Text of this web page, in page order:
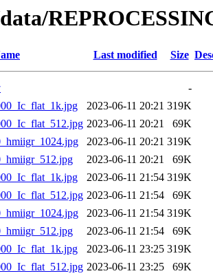
Last modified Size
-
2023-06-11 20:21 319K
2023-06-11 20:21
69K
2023-06-11 20:21 319K
2023-06-11 20:21
69K
2023-06-11 21:54 319K
2023-06-11 21:54
69K
2023-06-11 21:54 319K
2023-06-11 21:54
69K
2023-06-11 23:25 319K
2023-06-11 23:25
69K